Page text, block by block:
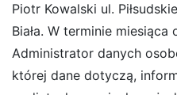
Piotr Kowalski ul.
Biała. W terminie
Administrator danych
której dane dotyczą,